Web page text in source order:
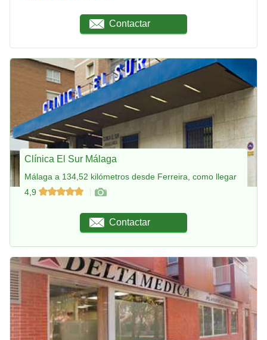
Contactar
Clínica El Sur Málaga
Málaga a 134,52 kilómetros desde Ferreira, como llegar
4,9
Contactar